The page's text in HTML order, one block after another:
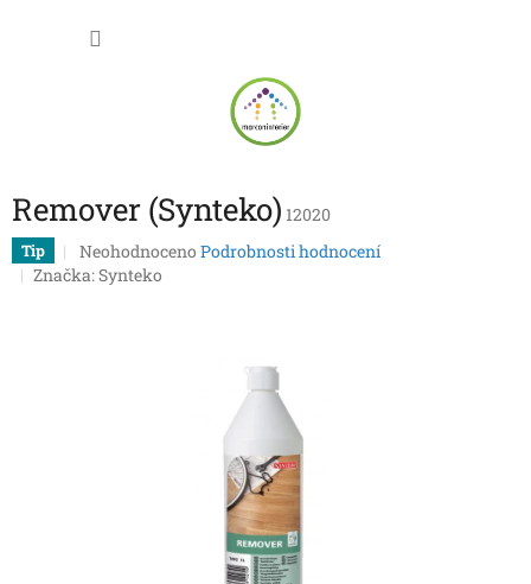
Remover (Synteko) 12020
Tip
Průměrné
hodnocení
Neohodnoceno Podrobnosti hodnocení
Značka:Synteko